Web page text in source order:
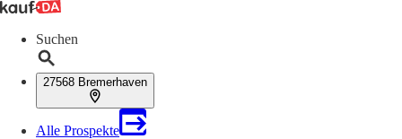
Suchen
27568 Bremerhaven
Alle Prospekte